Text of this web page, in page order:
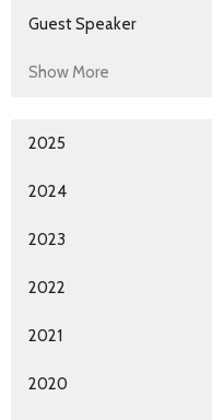
Guest Speaker
Show More
2025
2024
2023
2022
2021
2020